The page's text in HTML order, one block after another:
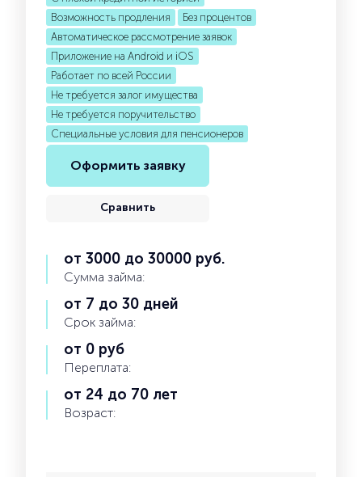
Возможность продления
Без процентов
Автоматическое рассмотрение заявок
Приложение на Android и iOS
Работает по всей России
Не требуется залог имущества
Не требуется поручительство
Специальные условия для пенсионеров
Оформить заявку
Сравнить
от 3000 до 30000 руб.
Сумма займа:
от 7 до 30 дней
Срок займа:
от 0 руб
Переплата:
от 24 до 70 лет
Возраст: